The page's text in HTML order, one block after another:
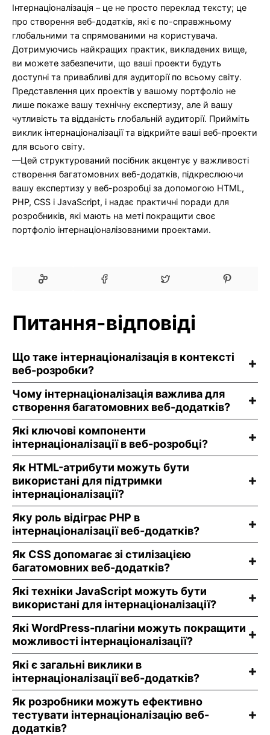
Інтернаціоналізація – це не просто переклад тексту; це
про створення веб-додатків, які є по-справжньому
глобальними та спрямованими на користувача.
Дотримуючись найкращих практик, викладених вище,
ви можете забезпечити, що ваші проекти будуть
доступні та привабливі для аудиторії по всьому світу.
Представлення цих проектів у вашому портфоліо не
лише покаже вашу технічну експертизу, але й вашу
чутливість та відданість глобальній аудиторії. Прийміть
виклик інтернаціоналізації та відкрийте ваші веб-проекти
для всього світу.
—Цей структурований посібник акцентує у важливості
створення багатомовних веб-додатків, підкреслюючи
вашу експертизу у веб-розробці за допомогою HTML,
PHP, CSS і JavaScript, і надає практичні поради для
розробників, які мають на меті покращити своє
портфоліо інтернаціоналізованими проектами.
Питання-відповіді
Що таке інтернаціоналізація в контексті
веб-розробки?
Чому інтернаціоналізація важлива для
створення багатомовних веб-додатків?
Які ключові компоненти
інтернаціоналізації в веб-розробці?
Як HTML-атрибути можуть бути
використані для підтримки
інтернаціоналізації?
Яку роль відіграє PHP в
інтернаціоналізації веб-додатків?
Як CSS допомагає зі стилізацією
багатомовних веб-додатків?
Які техніки JavaScript можуть бути
використані для інтернаціоналізації?
Які WordPress-плагіни можуть покращити
можливості інтернаціоналізації?
Які є загальні виклики в
інтернаціоналізації веб-додатків?
Як розробники можуть ефективно
тестувати інтернаціоналізацію веб-
додатків?